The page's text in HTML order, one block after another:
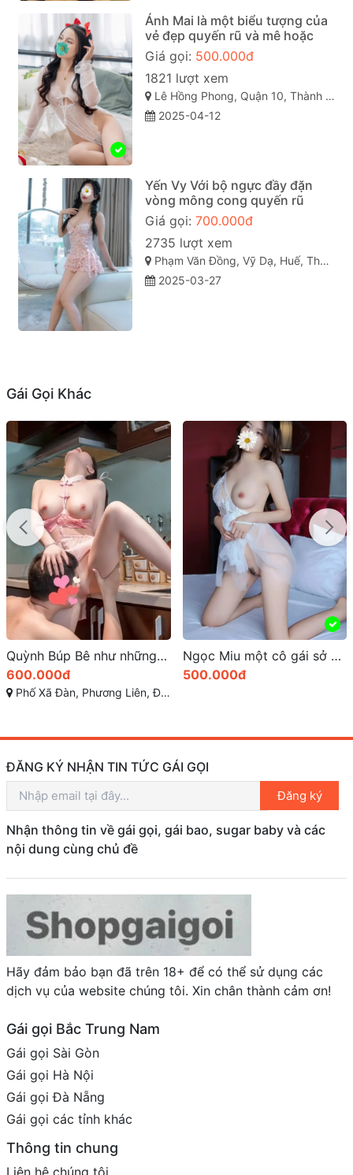
Ánh Mai là một biểu tượng của
vẻ đẹp quyến rũ và mê hoặc
Giá gọi: 500.000đ
1821 lượt xem
Lê Hồng Phong, Quận 10, Thành phố Hồ Chí Minh
2025-04-12
Yến Vy Với bộ ngực đầy đặn
vòng mông cong quyến rũ
Giá gọi: 700.000đ
2735 lượt xem
Phạm Văn Đồng, Vỹ Dạ, Huế, Thừa Thiên Huế
2025-03-27
Gái Gọi Khác
Quỳnh Búp Bê như những siêu mẫu quyến rũ
600.000đ
Phố Xã Đàn, Phương Liên, Đống Đa, Hà Nội
Ngọc Miu một cô gái sở hữu vẻ đẹp quyến rũ và cuốn hút
500.000đ
ĐĂNG KÝ NHẬN TIN TỨC GÁI GỌI
Đăng ký
Nhận thông tin về gái gọi, gái bao, sugar baby và các
nội dung cùng chủ đề
Hãy đảm bảo bạn đã trên 18+ để có thể sử dụng các
dịch vụ của website chúng tôi. Xin chân thành cảm ơn!
Gái gọi Bắc Trung Nam
Gái gọi Sài Gòn
Gái gọi Hà Nội
Gái gọi Đà Nẵng
Gái gọi các tỉnh khác
Thông tin chung